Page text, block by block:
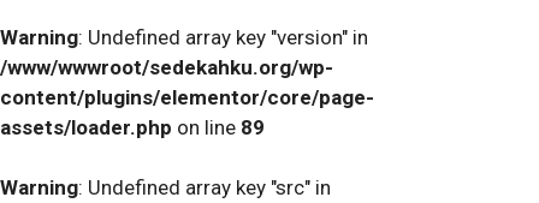
Warning: Undefined array key "version" in
/www/wwwroot/sedekahku.org/wp-
content/plugins/elementor/core/page-
assets/loader.php on line 89
Warning: Undefined array key "src" in